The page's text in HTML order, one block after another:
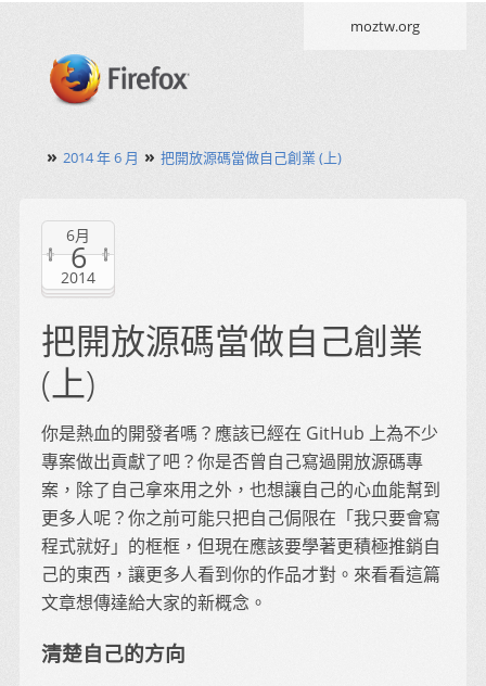
moztw.org
» 2014 年 6 月 » 把開放源碼當做自己創業 (上)
6月
6
2014
把開放源碼當做自己創業
(上)
你是熱血的開發者嗎？應該已經在 GitHub 上為不少
專案做出貢獻了吧？你是否曾自己寫過開放源碼專
案，除了自己拿來用之外，也想讓自己的心血能幫到
更多人呢？你之前可能只把自己侷限在「我只要會寫
程式就好」的框框，但現在應該要學著更積極推銷自
己的東西，讓更多人看到你的作品才對。來看看這篇
文章想傳達給大家的新概念。
清楚自己的方向